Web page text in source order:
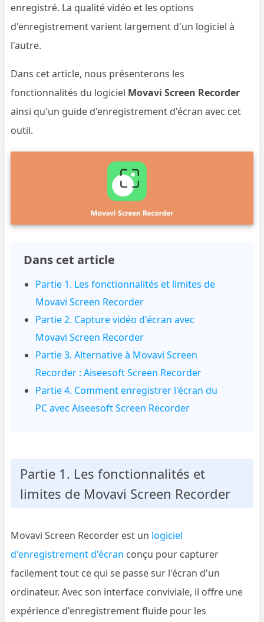
enregistré. La qualité vidéo et les options
d'enregistrement varient largement d'un logiciel à
l'autre.
Dans cet article, nous présenterons les
fonctionnalités du logiciel Movavi Screen Recorder
ainsi qu'un guide d'enregistrement d'écran avec cet
outil.
Dans cet article
Partie 1. Les fonctionnalités et limites de
Movavi Screen Recorder
Partie 2. Capture vidéo d'écran avec
Movavi Screen Recorder
Partie 3. Alternative à Movavi Screen
Recorder : Aiseesoft Screen Recorder
Partie 4. Comment enregistrer l'écran du
PC avec Aiseesoft Screen Recorder
Partie 1. Les fonctionnalités et
limites de Movavi Screen Recorder
Movavi Screen Recorder est un logiciel
d'enregistrement d'écran conçu pour capturer
facilement tout ce qui se passe sur l'écran d'un
ordinateur. Avec son interface conviviale, il offre une
expérience d'enregistrement fluide pour les